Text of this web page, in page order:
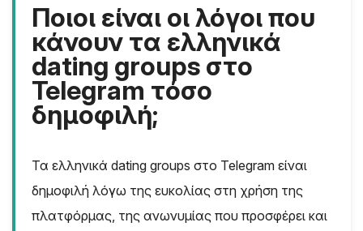
Ποιοι είναι οι λόγοι που
κάνουν τα ελληνικά
dating groups στο
Telegram τόσο
δημοφιλή;
Τα ελληνικά dating groups στο Telegram είναι
δημοφιλή λόγω της ευκολίας στη χρήση της
πλατφόρμας, της ανωνυμίας που προσφέρει και